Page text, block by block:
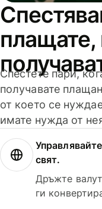
плащате,
Спестете пари,
получавате
от което се
имате нужда от
свят.
Дръжте
ги